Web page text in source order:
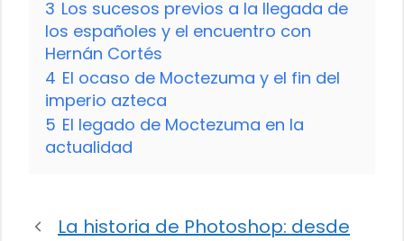
3 Los sucesos previos a la llegada de
los españoles y el encuentro con
Hernán Cortés
4 El ocaso de Moctezuma y el fin del
imperio azteca
5 El legado de Moctezuma en la
actualidad
La historia de Photoshop: desde